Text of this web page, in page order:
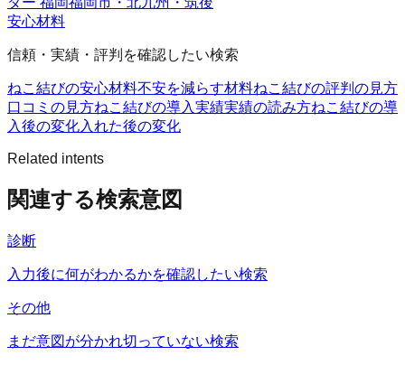
安心材料
信頼・実績・評判を確認したい検索
ねこ結びの安心材料不安を減らす材料ねこ結びの評判の見方
口コミの見方ねこ結びの導入実績実績の読み方ねこ結びの導
入後の変化入れた後の変化
Related intents
関連する検索意図
診断
入力後に何がわかるかを確認したい検索
その他
まだ意図が分かれ切っていない検索